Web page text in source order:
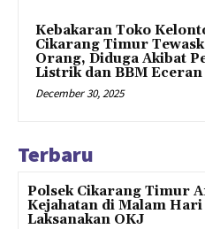
Kebakaran Toko
Cikarang Timur
Orang, Diduga Akibat
Listrik dan BBM Eceran
December 30, 2025
Terbaru
Polsek Cikarang Timur
Kejahatan di Malam
Laksanakan OKJ